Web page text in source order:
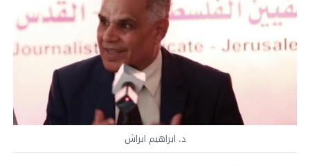
د. ابراهيم ابراش